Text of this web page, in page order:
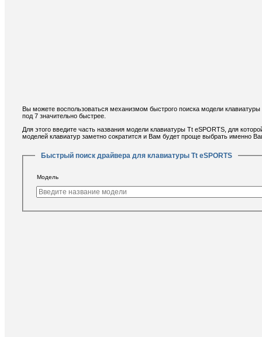
Вы можете воспользоваться механизмом быстрого поиска модели
под 7 значительно быстрее.
Для этого введите часть названия модели клавиатуры Tt eSPORTS, для
моделей клавиатур заметно сократится и Вам будет проще выбрать именно
Быстрый поиск драйвера для клавиатуры Tt eSPORTS
Модель